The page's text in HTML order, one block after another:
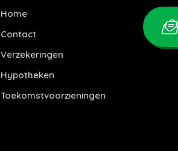
Home
Contact
Verzekeringen
Hypotheken
Toekomstvoorzieningen